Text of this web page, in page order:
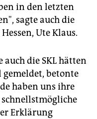
in den letzten
sagte auch die
Ute Klaus.
die SKL hätten
gemeldet, betonte
haben uns ihre
Erklärung